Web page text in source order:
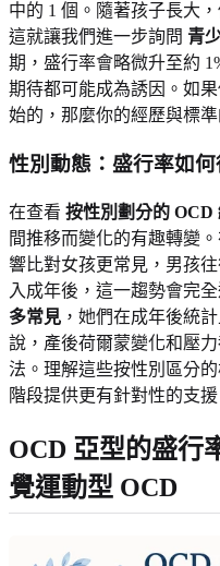
中的 1 個。隨著孩子長大
這就讓我們進一步詢問 青
期，盛行率會略微升至約
期待都可能成為誘因。如
始的，那麼你的經歷與標
性別動態：盛行率如
在查看 按性別劃分的 OCD
間推移而變化的有趣轉變
響比對女孩更常見，男孩
入成年後，這一趨勢會完
多常見 ，她們在成年後統
說，產後荷爾蒙變化和壓
法。理解這些按性別區分
階段提供更有針對性的支援
OCD 亞型的盛行
覺運動型 OCD